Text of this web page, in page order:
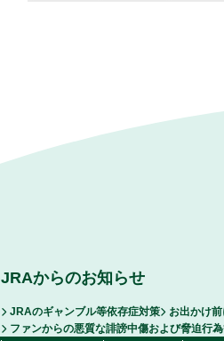
JRAからのお知らせ
JRAのギャンブル等依存症対策 お出かけ
ファンからの悪質な誹謗中傷および脅迫行